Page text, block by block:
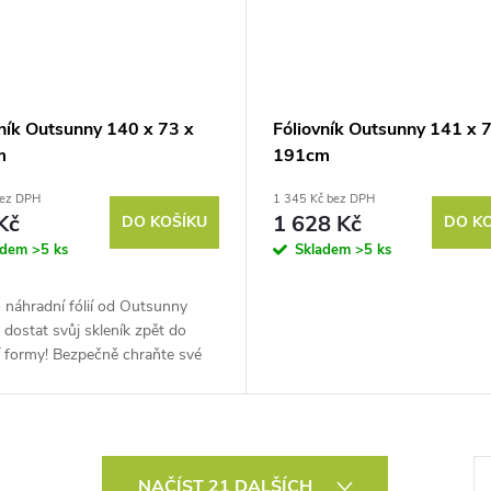
Outsunny 140 x 73 x
DPH
>5 ks
DO KOŠÍKU
náhradní fólií od Outsunny
dostat svůj skleník zpět do
formy! Bezpečně chraňte své
Fóliovník Outsunny 141 x
191cm
1 345 Kč bez DPH
1 628 Kč
Skladem >5 ks
DO